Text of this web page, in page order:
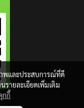
พและประสบการณ์ที่ดี
รายละเอียดเพิ่มเติม
กกี้